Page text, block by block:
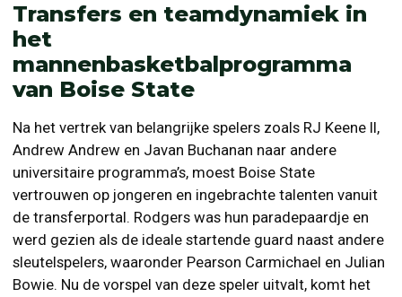
Transfers en teamdynamiek in
het
mannenbasketbalprogramma
van Boise State
Na het vertrek van belangrijke spelers zoals RJ Keene II,
Andrew Andrew en Javan Buchanan naar andere
universitaire programma’s, moest Boise State
vertrouwen op jongeren en ingebrachte talenten vanuit
de transferportal. Rodgers was hun paradepaardje en
werd gezien als de ideale startende guard naast andere
sleutelspelers, waaronder Pearson Carmichael en Julian
Bowie. Nu de vorspel van deze speler uitvalt, komt het